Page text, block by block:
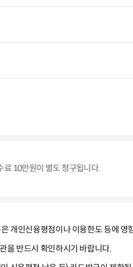
료 10만원이 별도 청구됩니다.
개인신용평점이나 이용한도 등에 영
을 반드시 확인하시기 바랍니다.